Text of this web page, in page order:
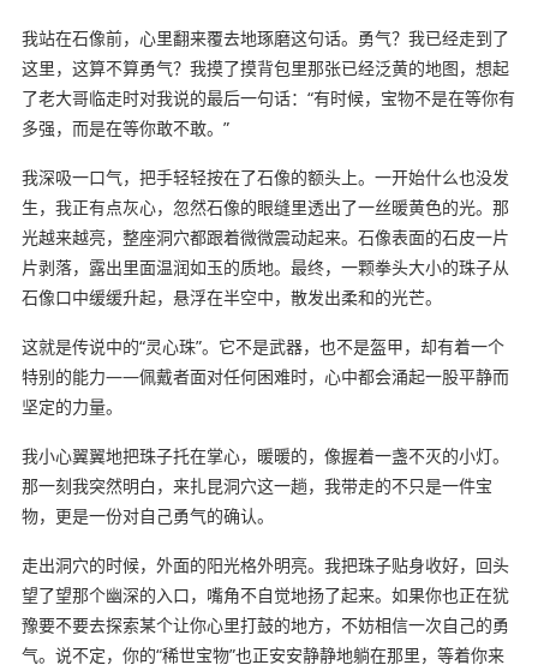
我站在石像前，心里翻来覆去地琢磨这句话。勇气？我已经走到了
这里，这算不算勇气？我摸了摸背包里那张已经泛黄的地图，想起
了老大哥临走时对我说的最后一句话：“有时候，宝物不是在等你有
多强，而是在等你敢不敢。”
我深吸一口气，把手轻轻按在了石像的额头上。一开始什么也没发
生，我正有点灰心，忽然石像的眼缝里透出了一丝暖黄色的光。那
光越来越亮，整座洞穴都跟着微微震动起来。石像表面的石皮一片
片剥落，露出里面温润如玉的质地。最终，一颗拳头大小的珠子从
石像口中缓缓升起，悬浮在半空中，散发出柔和的光芒。
这就是传说中的“灵心珠”。它不是武器，也不是盔甲，却有着一个
特别的能力——佩戴者面对任何困难时，心中都会涌起一股平静而
坚定的力量。
我小心翼翼地把珠子托在掌心，暖暖的，像握着一盏不灭的小灯。
那一刻我突然明白，来扎昆洞穴这一趟，我带走的不只是一件宝
物，更是一份对自己勇气的确认。
走出洞穴的时候，外面的阳光格外明亮。我把珠子贴身收好，回头
望了望那个幽深的入口，嘴角不自觉地扬了起来。如果你也正在犹
豫要不要去探索某个让你心里打鼓的地方，不妨相信一次自己的勇
气。说不定，你的“稀世宝物”也正安安静静地躺在那里，等着你来